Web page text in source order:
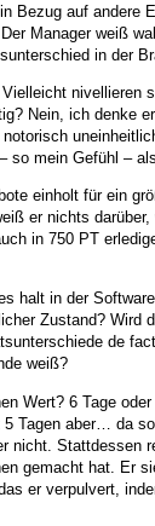
Bezug auf andere
Manager weiß
in der
nivellieren
Nein, ich denke
so mein Gefühl –
einholt für ein
er nichts
in 750 PT
halt in der
Zustand? Wird
de
weiß?
Wert? 6 Tage
Tagen aber… da
nicht. Stattdessen
gemacht hat. Er
er verpulvert,